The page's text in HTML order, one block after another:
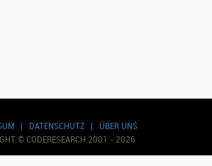
| DATENSCHUTZ| ÜBER UNS
© CODERESEARCH 2001 - 2026